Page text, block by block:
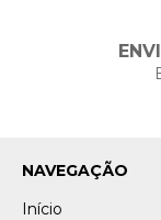
NAVEGAÇÃO
Início